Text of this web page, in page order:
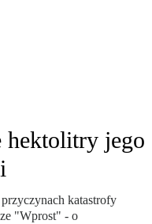
hektolitry jego
katastrofy
"Wprost" - o